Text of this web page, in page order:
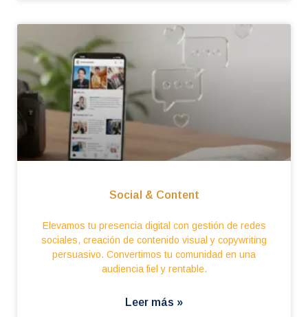
Social & Content
Elevamos tu presencia digital con gestión de redes
sociales, creación de contenido visual y copywriting
persuasivo. Convertimos tu comunidad en una
audiencia fiel y rentable.
Leer más »